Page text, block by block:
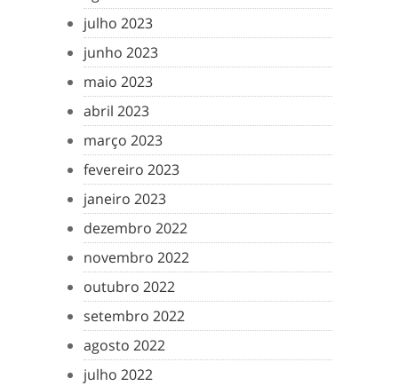
julho 2023
junho 2023
maio 2023
abril 2023
março 2023
fevereiro 2023
janeiro 2023
dezembro 2022
novembro 2022
outubro 2022
setembro 2022
agosto 2022
julho 2022